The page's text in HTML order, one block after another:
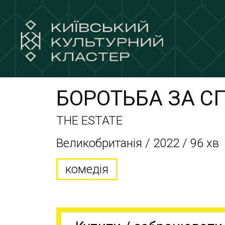
БОРОТЬБА ЗА
THE ESTATE
Великобританія / 2022 / 96 хв
комедія